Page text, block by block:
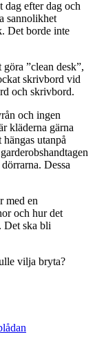
dag efter dag och
sannolikhet
Det borde inte
”clean desk”,
skrivbord vid
och skrivbord.
och ingen
kläderna gärna
utanpå
Dessa
med en
och hur det
Det ska bli
vilja bryta?